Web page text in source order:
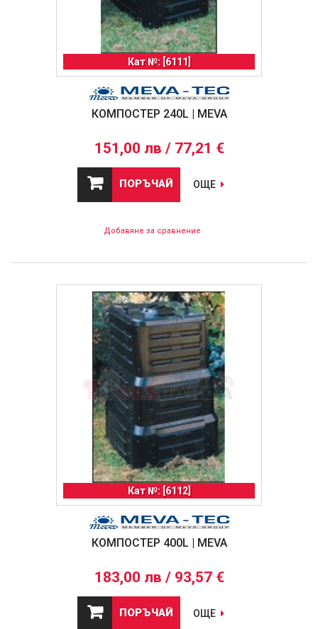
Кат №: [6111]
КОМПОСТЕР 240L | MEVA
151,00 лв / 77,21 €
ПОРЪЧАЙ ОЩЕ
Добавяне за сравнение
Кат №: [6112]
КОМПОСТЕР 400L | MEVA
183,00 лв / 93,57 €
ПОРЪЧАЙ ОЩЕ